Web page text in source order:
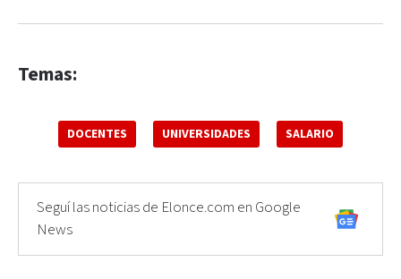
Temas:
DOCENTES UNIVERSIDADES SALARIO
Seguí las noticias de Elonce.com en Google
News